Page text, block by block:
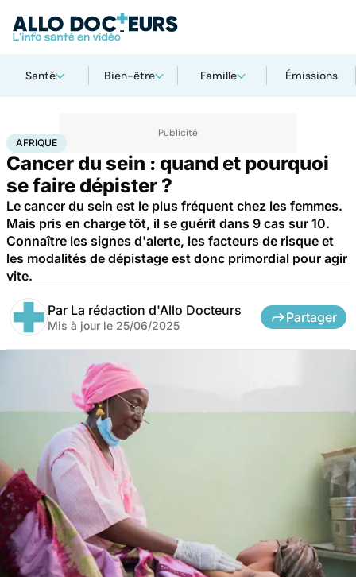
Santé Bien-être Famille Émissions
AccueilSanté Afrique
AFRIQUE
Cancer du sein : quand et pourquoi
se faire dépister ?
Le cancer du sein est le plus fréquent chez les femmes.
Mais pris en charge tôt, il se guérit dans 9 cas sur 10.
Connaître les signes d'alerte, les facteurs de risque et
les modalités de dépistage est donc primordial pour agir
vite.
Par La rédaction d'Allo Docteurs
Mis à jour le 25/06/2025
Partager